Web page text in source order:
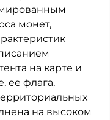
монет,
на карте и
ее флага,
на высоком